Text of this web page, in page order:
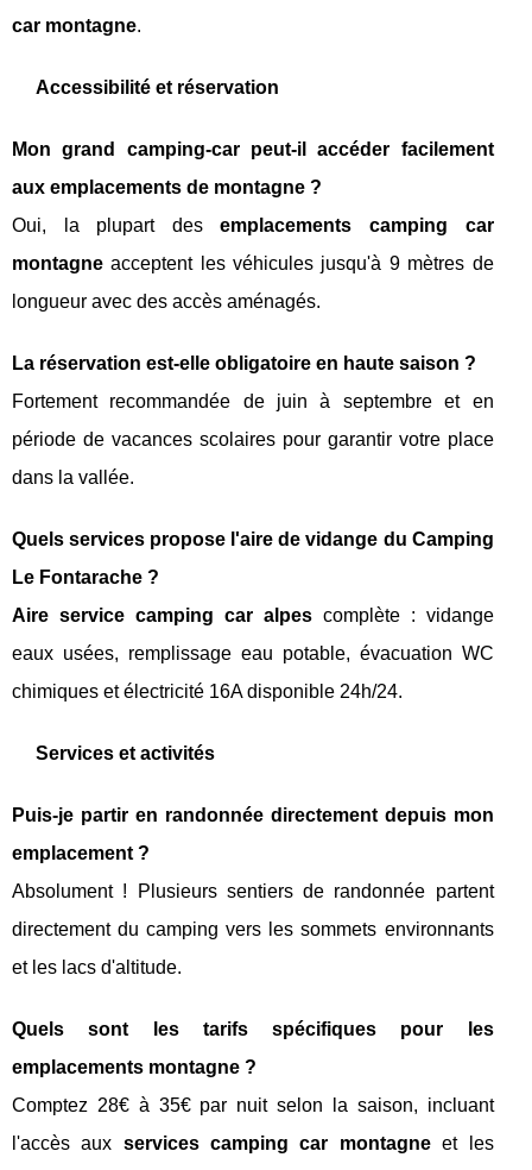
car montagne.
Accessibilité et réservation
Mon grand camping-car peut-il accéder facilement
aux emplacements de montagne ?
Oui, la plupart desemplacements camping car
montagne acceptent les véhicules jusqu'à 9 mètres de
longueur avec des accès aménagés.
La réservation est-elle obligatoire en haute saison ?
Fortement recommandée de juin à septembre et en
période de vacances scolaires pour garantir votre place
dans la vallée.
Quels services propose l'aire de vidange du Camping
Le Fontarache ?
Aire service camping car alpescomplète : vidange
eaux usées, remplissage eau potable, évacuation WC
chimiques et électricité 16A disponible 24h/24.
Services et activités
Puis-je partir en randonnée directement depuis mon
emplacement ?
Absolument ! Plusieurs sentiers de randonnée partent
directement du camping vers les sommets environnants
et les lacs d'altitude.
Quels sont les tarifs spécifiques pour les
emplacements montagne ?
Comptez 28€ à 35€ par nuit selon la saison, incluant
l'accès aux services camping car montagneet les